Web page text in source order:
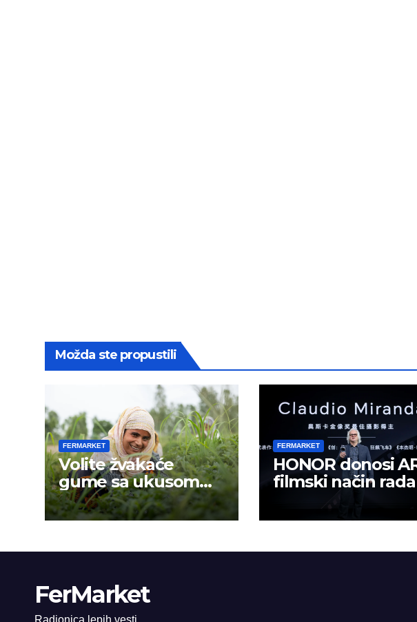
Možda ste propustili
FERMARKET
Volite žvakaće
gume sa ukusom
mentola?
FERMARKET
HONOR donosi
filmski način
mobilno kreiranje
sadržaja
FerMarket
Radionica lepih vesti